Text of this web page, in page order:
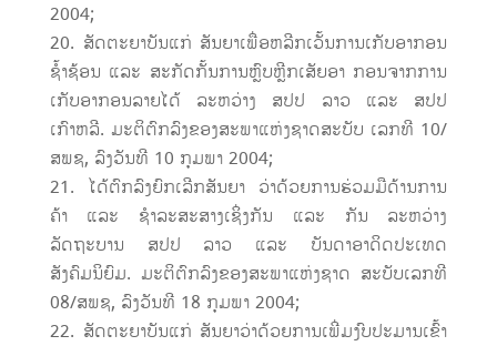
2004;
ສັດຕະຍາບັນແກ່ ສັນຍາເພື່ອຫລີກເວັ້ນການເກັບອາກອນ
ຊ້ຳຊ້ອນ ແລະ ສະກັດກັ້ນການຫຼົບຫຼີກເສັຍອາ ກອນຈາກການ
ເກັບອາກອນລາຍໄດ້ ລະຫວ່າງ ສປປ ລາວ ແລະ ສປປ
ເກົາຫລີ. ມະຕິຕົກລົງຂອງສະພາແຫ່ງຊາດສະບັບ ເລກທີ 10/
ສພຊ, ລົງວັນທີ 10 ກຸມພາ 2004;
ໄດ້ຕົກລົງຍົກເລີກສັນຍາ ວ່າດ້ວຍການຮ່ວມມືດ້ານການ
ຄ້າ ແລະ ຊຳລະສະສາງເຊິ່ງກັນ ແລະ ກັນ ລະຫວ່າງ
ລັດຖະບານ ສປປ ລາວ ແລະ ບັນດາອາດິດປະເທດ
ສັງຄົມນິຍົມ. ມະຕິຕົກລົງຂອງສະພາແຫ່ງຊາດ ສະບັບເລກທີ
08/ສພຊ, ລົງວັນທີ 18 ກຸມພາ 2004;
ສັດຕະຍາບັນແກ່ ສັນຍາວ່າດ້ວຍການເພີ່ມງົບປະມານເຂົ້າ